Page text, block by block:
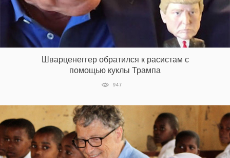
Шварценеггер обратился к расистам с
помощью куклы Трампа
947